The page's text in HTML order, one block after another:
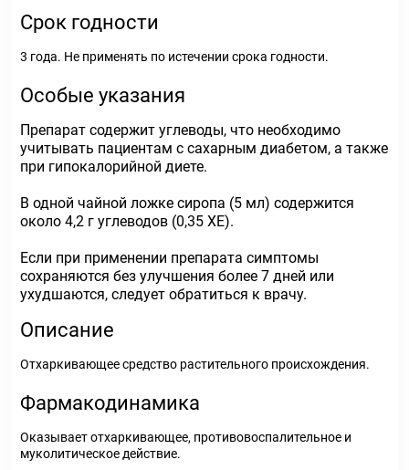
Срок годности
3 года. Не применять по истечении срока годности.
Особые указания
Препарат содержит углеводы, что необходимо
учитывать пациентам с сахарным диабетом, а также
при гипокалорийной диете.
В одной чайной ложке сиропа (5 мл) содержится
около 4,2 г углеводов (0,35 ХЕ).
Если при применении препарата симптомы
сохраняются без улучшения более 7 дней или
ухудшаются, следует обратиться к врачу.
Описание
Отхаркивающее средство растительного происхождения.
Фармакодинамика
Оказывает отхаркивающее, противовоспалительное и
муколитическое действие.